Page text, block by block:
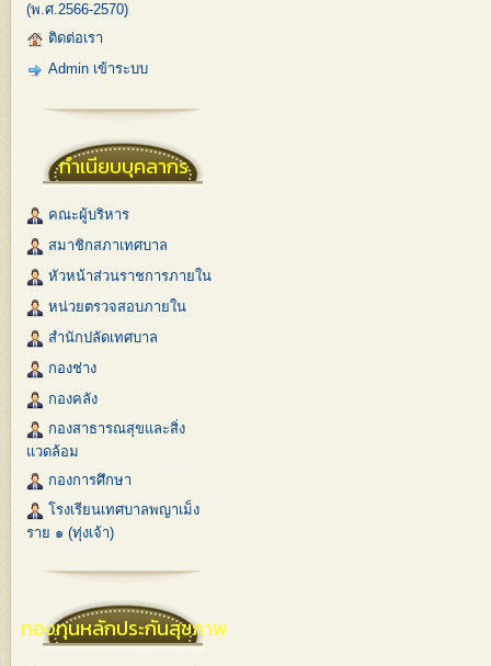
(พ.ศ.2566-2570)
ติดต่อเรา
Admin เข้าระบบ
ทำเนียบบุคลากร
คณะผู้บริหาร
สมาชิกสภาเทศบาล
หัวหน้าส่วนราชการภายใน
หน่วยตรวจสอบภายใน
สำนักปลัดเทศบาล
กองช่าง
กองคลัง
กองสาธารณสุขและสิ่ง
แวดล้อม
กองการศึกษา
โรงเรียนเทศบาลพญาเม็ง
ราย ๑ (ทุ่งเจ้า)
กองทุนหลักประกันสุขภาพ